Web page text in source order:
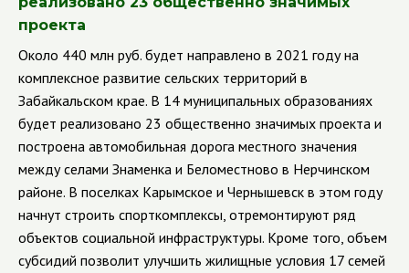
проекта
Около 440 млн руб. будет направлено в 2021 году на
комплексное развитие сельских территорий в
Забайкальском крае. В 14 муниципальных образованиях
будет реализовано 23 общественно значимых проекта и
построена автомобильная дорога местного значения
между селами Знаменка и Беломестново в Нерчинском
районе. В поселках Карымское и Чернышевск в этом году
начнут строить спорткомплексы, отремонтируют ряд
объектов социальной инфраструктуры. Кроме того, объем
субсидий позволит улучшить жилищные условия 17 семей